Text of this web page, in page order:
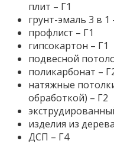
плит – Г1
грунт-эмаль 3 в 1
профлист – Г1
гипсокартон – Г1
подвесной
поликарбонат –
натяжные
обработкой) – Г2
изделия из
ДСП – Г4